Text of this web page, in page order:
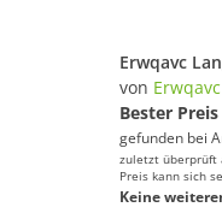
von Erwqavc
Bester Preis
gefunden bei
zuletzt überprüft
Preis kann sich
Keine